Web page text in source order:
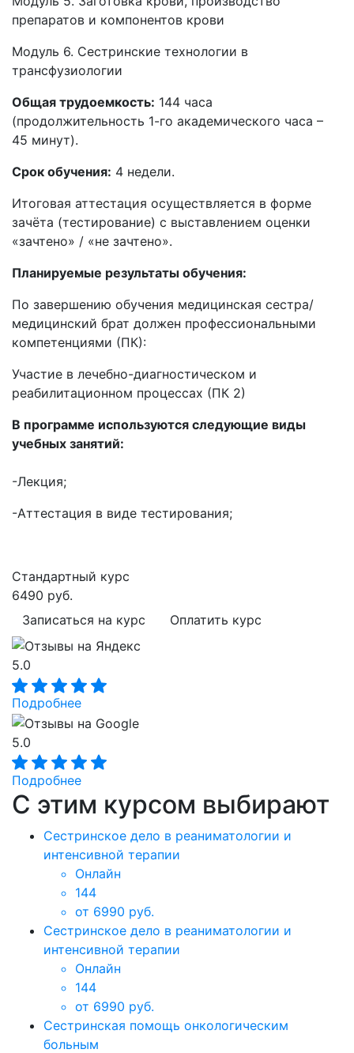
препаратов и компонентов крови
Модуль 6. Сестринские технологии в
трансфузиологии
Общая трудоемкость: 144 часа
(продолжительность 1-го академического часа –
45 минут).
Срок обучения: 4 недели.
Итоговая аттестация осуществляется в форме
зачёта (тестирование) с выставлением оценки
«зачтено» / «не зачтено».
Планируемые результаты обучения:
По завершению обучения медицинская сестра/
медицинский брат должен профессиональными
компетенциями (ПК):
Участие в лечебно-диагностическом и
реабилитационном процессах (ПК 2)
В программе используются следующие виды
учебных занятий:
-Лекция;
-Аттестация в виде тестирования;
Стандартный курс
6490 руб.
Записаться на курс
Оплатить курс
5.0
Подробнее
5.0
Подробнее
С этим курсом выбирают
Сестринское дело в реаниматологии и
интенсивной терапии
Онлайн
144
от 6990 руб.
Сестринское дело в реаниматологии и
интенсивной терапии
Онлайн
144
от 6990 руб.
Сестринская помощь онкологическим
больным